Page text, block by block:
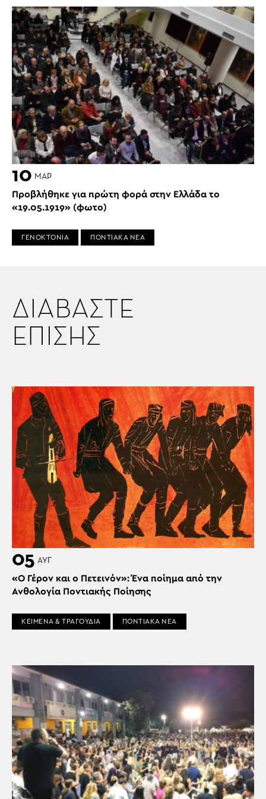
10 ΜΑΡ
Προβλήθηκε για πρώτη φορά στην Ελλάδα το
«19.05.1919» (φωτο)
ΓΕΝΟΚΤΟΝΙΑ ΠΟΝΤΙΑΚΑ ΝΕΑ
ΔΙΑΒΑΣΤΕ
ΕΠΙΣΗΣ
05 ΑΥΓ
«Ο Γέρον και ο Πετεινόν»: Ένα ποίημα από την
Ανθολογία Ποντιακής Ποίησης
ΚΕΙΜΕΝΑ & ΤΡΑΓΟΥΔΙΑ ΠΟΝΤΙΑΚΑ ΝΕΑ